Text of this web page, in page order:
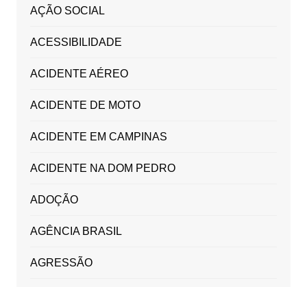
AÇÃO SOCIAL
ACESSIBILIDADE
ACIDENTE AÉREO
ACIDENTE DE MOTO
ACIDENTE EM CAMPINAS
ACIDENTE NA DOM PEDRO
ADOÇÃO
AGÊNCIA BRASIL
AGRESSÃO